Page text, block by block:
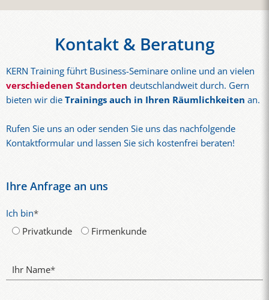
Dadurch können die neuen Kompetenzen unmittelbar im
Diese Fähigkeiten sind besonders wichtig in Branchen mit
digitale Transformation
internationale Zusammenarbeit
branchenspezifische Anforderungen
So entsteht ein Training mit direktem Nutzen für die
Typische Formate sind:
Inhouse-Trainings für Teams oder Abteilungen
virtuelle Trainings für internationale Organisationen
kombinierte Lernformate mit Workshops und
Eine unverbindliche Beratung hilft dabei, das passende
Kontakt & Beratung
KERN Training führt Business-Seminare online und an vielen
verschiedenen Standorten deutschlandweit durch. Gern
bieten wir dieTrainings auch in Ihren Räumlichkeiten an.
Rufen Sie uns an oder senden Sie uns das nachfolgende
Kontaktformular und lassen Sie sich kostenfrei beraten!
Ihre Anfrage an uns
Ich bin*
Privatkunde
Firmenkunde
Ihr Name*